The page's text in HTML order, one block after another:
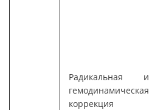
Радикальная и
гемодинамическая
коррекция